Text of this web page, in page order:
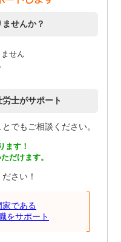
せんか？
せん
士がサポート
でもご相談ください。
ます！
だけます。
さい！
である
をサポート